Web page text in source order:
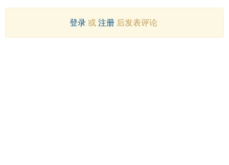
登录或 注册后发表评论